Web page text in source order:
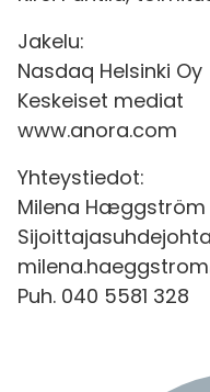
Jakelu:
Nasdaq Helsinki Oy
Keskeiset mediat
www.anora.com
Yhteystiedot:
Milena Hæggström
Puh. 040 5581 328